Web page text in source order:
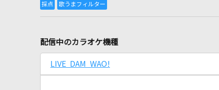
配信中のカラオケ機種
LIVE DAM WAO!